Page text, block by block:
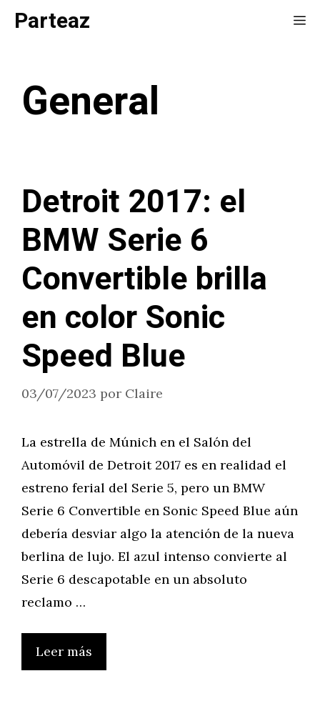
SaltarParteaz
General
Detroit 2017: el
BMW Serie 6
Convertible brilla
en color Sonic
Speed Blue
03/07/2023 por Claire
La estrella de Múnich en el Salón del
Automóvil de Detroit 2017 es en realidad el
estreno ferial del Serie 5, pero un BMW
Serie 6 Convertible en Sonic Speed Blue aún
debería desviar algo la atención de la nueva
berlina de lujo. El azul intenso convierte al
Serie 6 descapotable en un absoluto
reclamo …
Leer más